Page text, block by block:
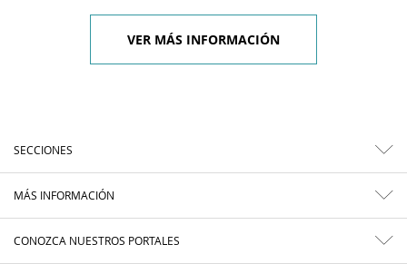
VER MÁS INFORMACIÓN
SECCIONES
MÁS INFORMACIÓN
CONOZCA NUESTROS PORTALES